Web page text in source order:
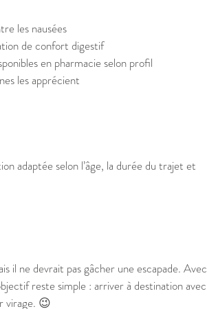
les nausées
de confort digestif
en pharmacie selon profil
les apprécient
adaptée selon l’âge, la durée du trajet et
il ne devrait pas gâcher une escapade. Avec
reste simple : arriver à destination avec
virage. 😉